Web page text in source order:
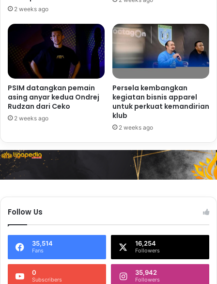
2 weeks ago
PSIM datangkan pemain
asing anyar kedua Ondrej
Rudzan dari Ceko
2 weeks ago
Persela kembangkan
kegiatan bisnis apparel
untuk perkuat kemandirian
klub
2 weeks ago
Follow Us
35,514
Fans
16,254
Followers
0
Subscribers
35,942
Followers